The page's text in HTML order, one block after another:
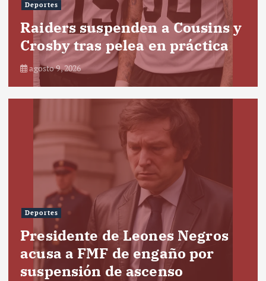
Deportes
Raiders suspenden a Cousins y
Crosby tras pelea en práctica
agosto 9, 2026
Deportes
Presidente de Leones Negros
acusa a FMF de engaño por
suspensión de ascenso